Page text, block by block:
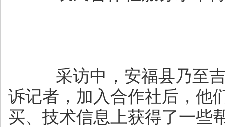
采访中，安福县乃至吉
诉记者，加入合作社后，他
买、技术信息上获得了一些